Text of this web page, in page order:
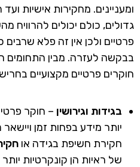
ומעניינים. מחקירות אישיות
גדולים, כולם יכולים להרוויח
פרטיים ולכן אין זה פלא שרבים
בבקשה לעזרה. מבין התחומים
חוקרים פרטיים מקצועיים
בגידות וגירושין – חוקר
יותר מידע בפחות זמן
חקירת חשיפת בגידה או
של ראיות הן קונקרטיות